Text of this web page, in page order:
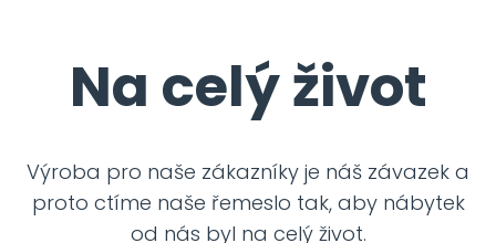
Na celý život
Výroba pro naše zákazníky je náš závazek a
proto ctíme naše řemeslo tak, aby nábytek
od nás byl na celý život.